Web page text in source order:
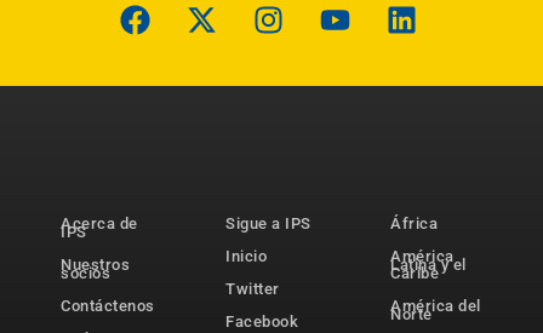
Acerca de
IPS
Nuestros
socios
Contáctenos
Sigue a IPS
Inicio
Twitter
Facebook
África
América
Latina y el
Caribe
América del
Norte